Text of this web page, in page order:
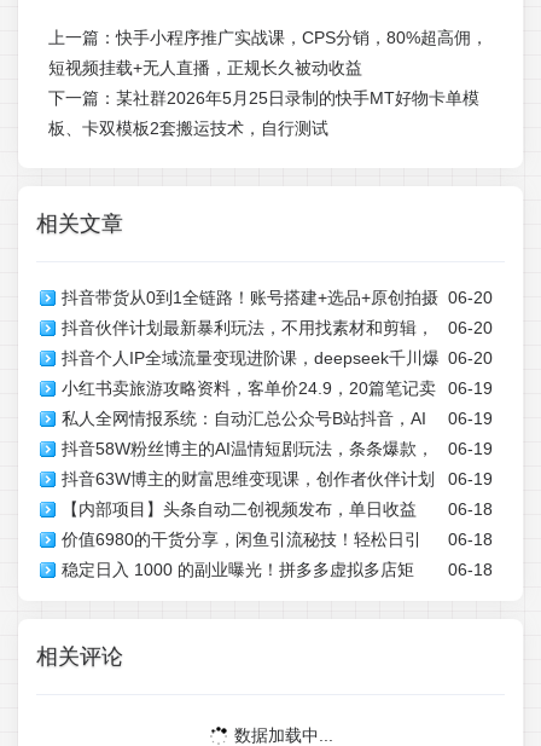
上一篇：快手小程序推广实战课，CPS分销，80%超高佣，
短视频挂载+无人直播，正规长久被动收益
下一篇： 某社群2026年5月25日录制的快手MT好物卡单模
板、卡双模板2套搬运技术，自行测试
相关文章
06-20
抖音带货从0到1全链路！账号搭建+选品+原创拍摄
+混剪+投流，小白快速出单
06-20
抖音伙伴计划最新暴利玩法，不用找素材和剪辑，
10分钟出一条原创视频，轻松日入三位数
06-20
抖音个人IP全域流量变现进阶课，deepseek千川爆
单进阶课(更新2026年06月)
06-19
小红书卖旅游攻略资料，客单价24.9，20篇笔记卖
了1930单！
06-19
私人全网情报系统：自动汇总公众号B站抖音，AI
筛重点生成日报，信息不再错过 (教程+源代码
06-19
抖音58W粉丝博主的AI温情短剧玩法，条条爆款，
伙伴计划+精选独家收益，商单收徒等(更新6月)
06-19
抖音63W博主的财富思维变现课，创作者伙伴计划
+分成计划+收徒商单等多渠道变现
06-18
【内部项目】头条自动二创视频发布，单日收益
350-400+，躺賺薅羊毛，附详细教程【揭秘】
06-18
价值6980的干货分享，闲鱼引流秘技！轻松日引
300+精准创业粉，2年翻身实现财务自由
06-18
稳定日入 1000 的副业曝光！拼多多虚拟多店矩
阵，全套实操教学直接带你落地
相关评论
数据加载中...